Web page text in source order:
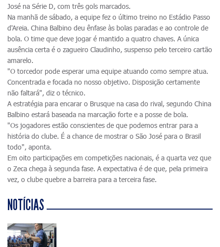
José na Série D, com três gols marcados.
Na manhã de sábado, a equipe fez o último treino no Estádio Passo
d'Areia. China Balbino deu ênfase às bolas paradas e ao controle de
bola. O time que deve jogar é mantido a quatro chaves. A única
ausência certa é o zagueiro Claudinho, suspenso pelo terceiro cartão
amarelo.
"O torcedor pode esperar uma equipe atuando como sempre atua.
Concentrada e focada no nosso objetivo. Disposição certamente
não faltará", diz o técnico.
A estratégia para encarar o Brusque na casa do rival, segundo China
Balbino estará baseada na marcação forte e a posse de bola.
"Os jogadores estão conscientes de que podemos entrar para a
história do clube. É a chance de mostrar o São José para o Brasil
todo", aponta.
Em oito participações em competições nacionais, é a quarta vez que
o Zeca chega à segunda fase. A expectativa é de que, pela primeira
vez, o clube quebre a barreira para a terceira fase.
NOTÍCIAS